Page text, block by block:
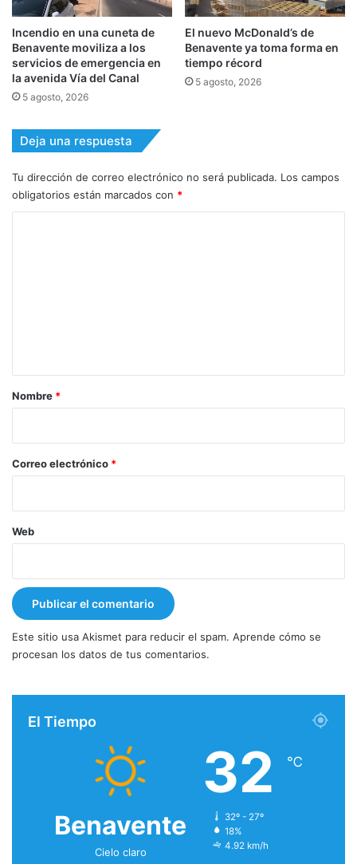
Incendio en una cuneta de
Benavente moviliza a los
servicios de emergencia en
la avenida Vía del Canal
5 agosto, 2026
El nuevo McDonald’s de
Benavente ya toma forma en
tiempo récord
5 agosto, 2026
Deja una respuesta
Tu dirección de correo electrónico no será publicada. Los campos
obligatorios están marcados con *
r
*
Nombre *
Correo electrónico *
Web
Este sitio usa Akismet para reducir el spam. Aprende cómo se
procesan los datos de tus comentarios.
El Tiempo
Benavente
Cielo claro
32 ℃
32º - 27º
18%
4.92 km/h